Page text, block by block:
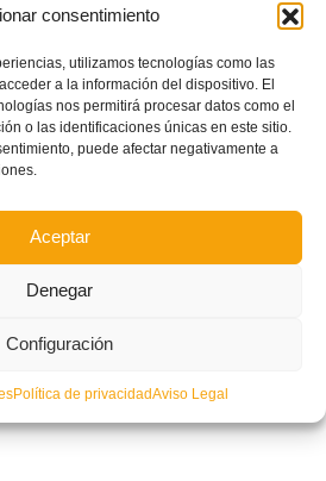
consentimiento
utilizamos tecnologías como las
a la información del dispositivo. El
nos permitirá procesar datos como el
o las identificaciones únicas en este sitio.
puede afectar negativamente a
Aceptar
Denegar
Configuración
Política de privacidadAviso Legal